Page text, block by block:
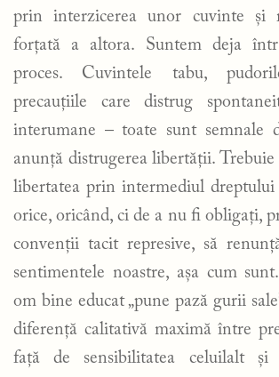
prin interzicerea unor cuvinte și
forțată a altora. Suntem deja
proces. Cuvintele tabu,
precauțiile care distrug
interumane – toate sunt semnale
anunță distrugerea libertății. Trebuie
libertatea prin intermediul dreptului
orice, oricând, ci de a nu fi obligați,
convenții tacit represive, să
sentimentele noastre, așa cum
om bine educat „pune pază gurii
diferență calitativă maximă între
față de sensibilitatea celuilalt și